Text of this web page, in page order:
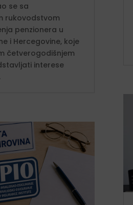
se sa
rukovodstvom
penzionera u
i Hercegovine, koje
četverogodišnjem
interese